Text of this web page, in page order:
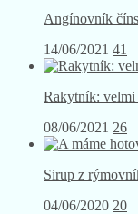
Angínovník
14/06/2021 41
Rakytník:
08/06/2021 26
Sirup z
04/06/2020 20